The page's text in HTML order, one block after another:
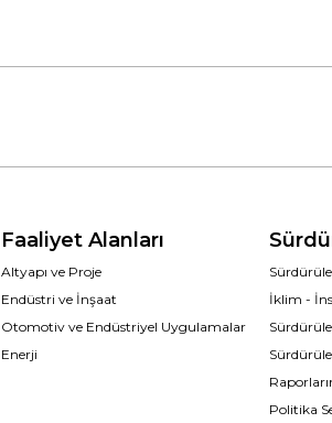
Faaliyet Alanları
Altyapı ve Proje
Endüstri ve İnşaat
Otomotiv ve Endüstriyel Uygulamalar
Enerji
İklim -
Politika